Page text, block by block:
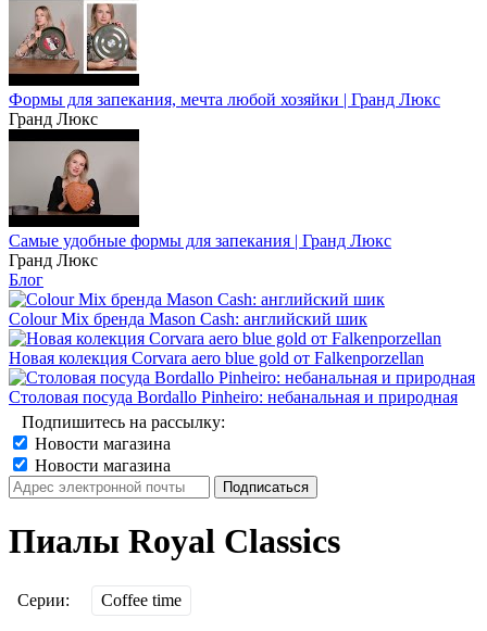
Формы для запекания, мечта любой хозяйки | Гранд Люкс
Гранд Люкс
Самые удобные формы для запекания | Гранд Люкс
Гранд Люкс
Блог
Colour Mix бренда Mason Cash: английский шик
Новая колекция Corvara aero blue gold от Falkenporzellan
Столовая посуда Bordallo Pinheiro: небанальная и природная
Подпишитесь на рассылку:
Новости магазина
Новости магазина
Пиалы Royal Classics
Серии: Coffee time